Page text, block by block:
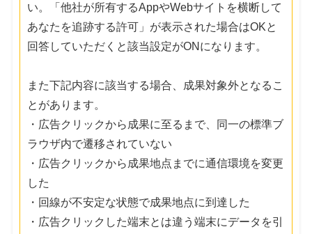
い。「他社が所有するAppやWebサイトを横断して
あなたを追跡する許可」が表示された場合はOKと
回答していただくと該当設定がONになります。
また下記内容に該当する場合、成果対象外となるこ
とがあります。
・広告クリックから成果に至るまで、同一の標準ブ
ラウザ内で遷移されていない
・広告クリックから成果地点までに通信環境を変更
した
・回線が不安定な状態で成果地点に到達した
・広告クリックした端末とは違う端末にデータを引